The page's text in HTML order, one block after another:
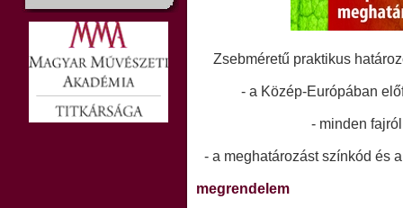
Zsebméretű praktikus
- a Közép-Európában
- minden
- a meghatározást színkód és
megrendelem